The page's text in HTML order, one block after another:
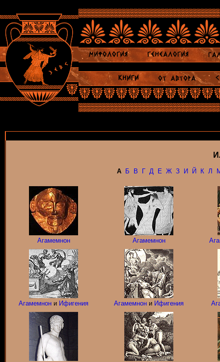
А Б В Г Д Е Ж З И Й К Л
Агамемнон Агамемнон
Агамемнон и Ифигения Агамемнон и Ифигения